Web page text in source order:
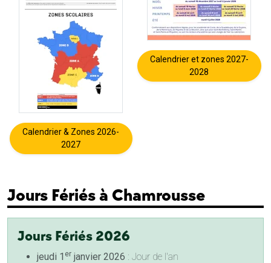
Calendrier & Zones 2026-
2027
Calendrier et zones 2027-
2028
Jours Fériés à Chamrousse
Jours Fériés 2026
jeudi 1 er janvier 2026 : Jour de l'an